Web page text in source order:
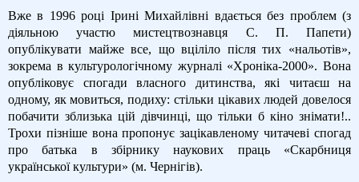
Вже в 1996 році Ірині Михайлівні вдається без проблем (з
діяльною участю мистецтвознавця С. П. Папети)
опублікувати майже все, що вціліло після тих «нальотів»,
зокрема в культурологічному журналі «Хроніка-2000». Вона
опубліковує спогади власного дитинства, які читаєш на
одному, як мовиться, подиху: стільки цікавих людей довелося
побачити зблизька цій дівчинці, що тільки б кіно знімати!..
Трохи пізніше вона пропонує зацікавленому читачеві спогад
про батька в збірнику наукових праць «Скарбниця
української культури» (м. Чернігів).